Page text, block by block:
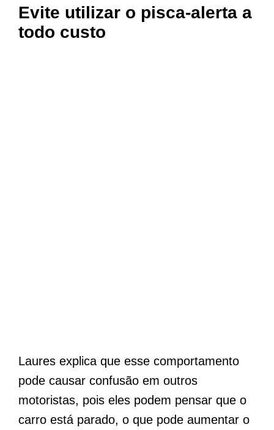
Evite utilizar o pisca-alerta a
todo custo
Laures explica que esse comportamento
pode causar confusão em outros
motoristas, pois eles podem pensar que o
carro está parado, o que pode aumentar o